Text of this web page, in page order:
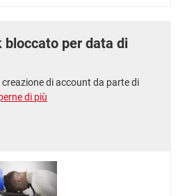
bloccato per data di
di account da parte di
di più